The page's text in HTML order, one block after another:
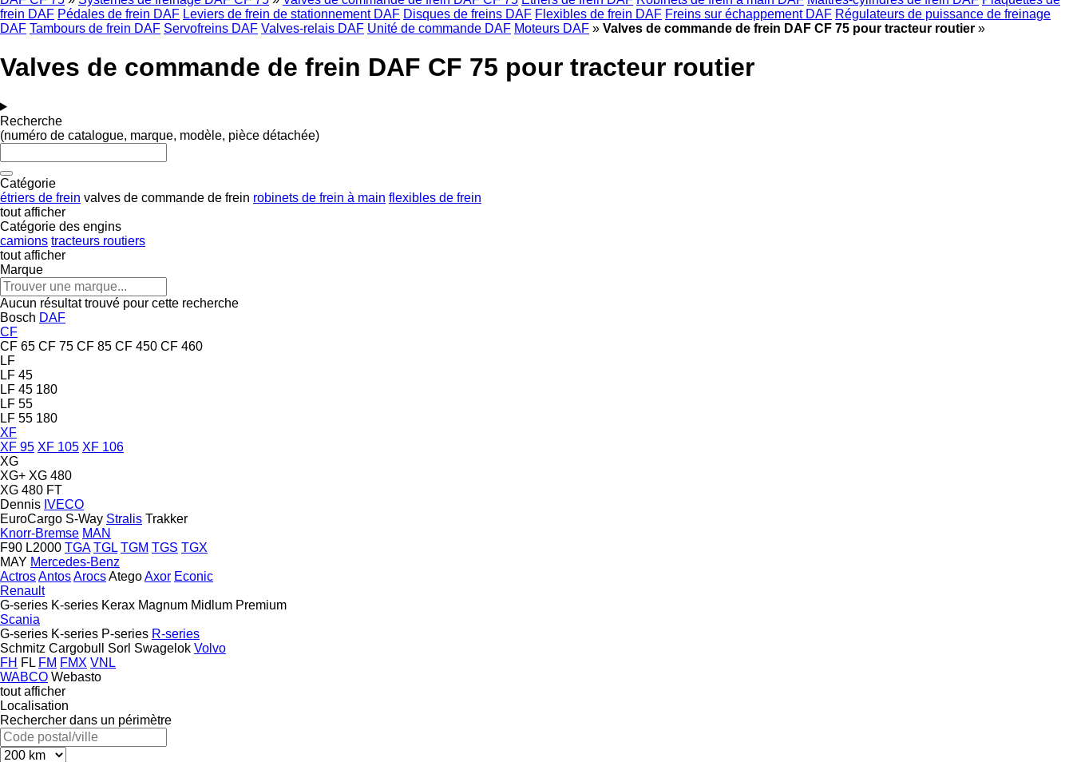
frein DAF Pédales de frein DAF Leviers de frein de stationnement DAF Disques de freins DAF Flexibles de frein DAF Freins sur échappement DAF Régulateurs de puissance de freinage
DAF Tambours de frein DAF Servofreins DAF Valves-relais DAF Unité de commande DAF Moteurs DAF » Valves de commande de frein DAF CF 75 pour tracteur routier »
Valves de commande de frein DAF CF 75 pour tracteur routier
Recherche
(numéro de catalogue, marque, modèle, pièce détachée)
Catégorie
étriers de frein valves de commande de frein robinets de frein à main flexibles de frein
tout afficher
Catégorie des engins
camions tracteurs routiers
tout afficher
Marque
Aucun résultat trouvé pour cette recherche
Bosch DAF
CF
CF 65 CF 75 CF 85 CF 450 CF 460
LF
LF 45
LF 45 180
LF 55
LF 55 180
XF
XF 95 XF 105 XF 106
XG
XG+ XG 480
XG 480 FT
Dennis IVECO
EuroCargo S-Way Stralis Trakker
Knorr-Bremse MAN
F90 L2000 TGA TGL TGM TGS TGX
MAY Mercedes-Benz
ActrosAntosArocsAtegoAxor Econic
Renault
G-series K-series Kerax Magnum Midlum Premium
Scania
G-series K-series P-series R-series
Schmitz Cargobull
Sorl Swagelok Volvo
FH FL FM FMX VNL
WABCO Webasto
tout afficher
Localisation
Rechercher dans un périmètre